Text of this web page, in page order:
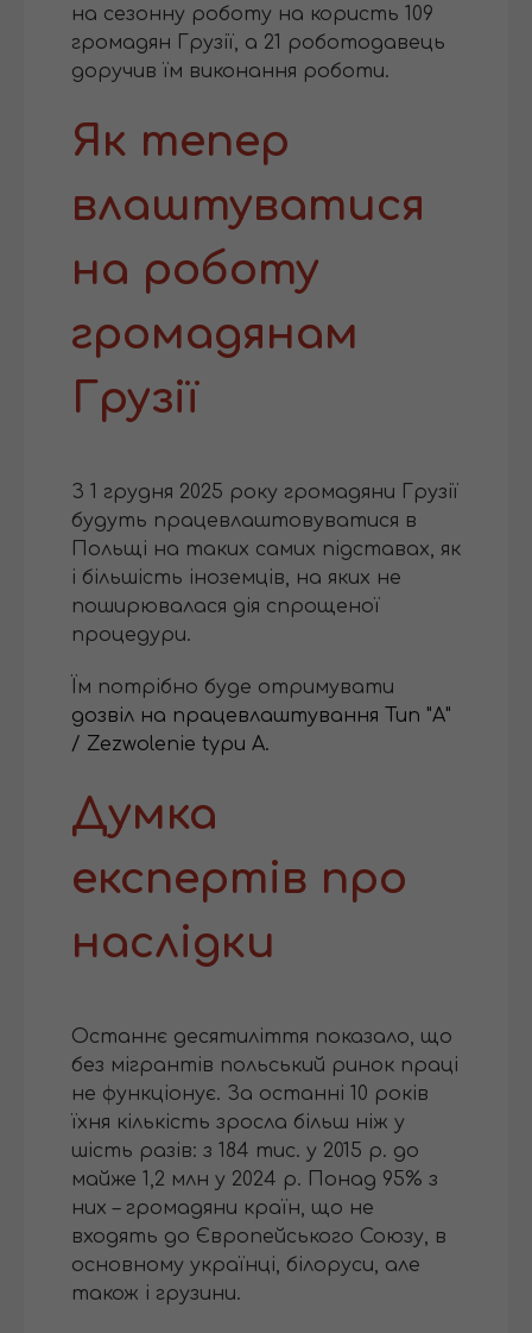
на сезонну роботу на користь 109
громадян Грузії, а 21 роботодавець
доручив їм виконання роботи.
Як тепер
влаштуватися
на роботу
громадянам
Грузії
З 1 грудня 2025 року громадяни Грузії
будуть працевлаштовуватися в
Польщі на таких самих підставах, як
і більшість іноземців, на яких не
поширювалася дія спрощеної
процедури.
Їм потрібно буде отримувати
дозвіл на працевлаштування Тип "А"
/ Zezwolenie typu A.
Думка
експертів про
наслідки
Останнє десятиліття показало, що
без мігрантів польський ринок праці
не функціонує. За останні 10 років
їхня кількість зросла більш ніж у
шість разів: з 184 тис. у 2015 р. до
майже 1,2 млн у 2024 р. Понад 95% з
них – громадяни країн, що не
входять до Європейського Союзу, в
основному українці, білоруси, але
також і грузини.